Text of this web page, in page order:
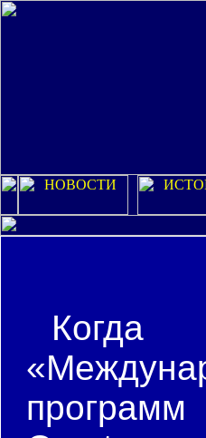
Когда
программ